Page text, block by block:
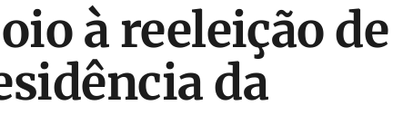
à reeleição de
da